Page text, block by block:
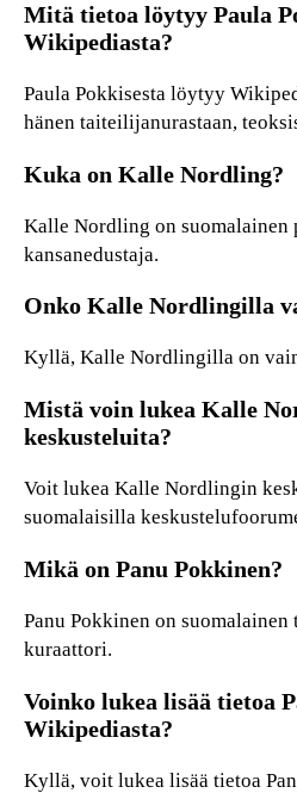
Mitä tietoa löytyy Paula
Wikipediasta?
Paula Pokkisesta löytyy
hänen taiteilijanurastaan,
Kuka on Kalle Nordling?
Kalle Nordling on
kansanedustaja.
Onko Kalle Nordlingilla
Kyllä, Kalle Nordlingilla on
Mistä voin lukea Kalle
keskusteluita?
Voit lukea Kalle Nordlingin
suomalaisilla
Mikä on Panu Pokkinen?
Panu Pokkinen on
kuraattori.
Voinko lukea lisää tietoa
Wikipediasta?
Kyllä, voit lukea lisää tietoa